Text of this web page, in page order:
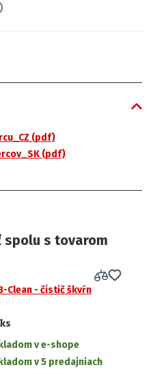
(pdf)
(pdf)
spolu s tovarom
Clean - čistič škvŕn
v e-shope
v 5 predajniach